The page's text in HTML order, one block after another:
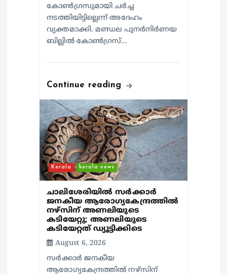
കോൺഗ്രസുമായി ചർച്ച
നടത്തിയിട്ടില്ലെന്ന് അദേഹം
വ്യക്തമാക്കി. മണ്ഡല പുനർനിർണയ
ബില്ലിൽ കോൺഗ്രസ്…
Continue reading
Kerala kerala news
ചാലിശേരിയില്‍ സര്‍ക്കാര്‍
ജനകീയ ആരോഗ്യകേന്ദ്രത്തില്‍
നഴ്സിന് അണലിയുടെ
കടിയേറ്റു; അണലിയുടെ
കടിയേറ്റത് ഡ്യൂട്ടിക്കിടെ
August 6, 2026
സര്‍ക്കാര്‍ ജനകീയ
ആരോഗ്യകേന്ദ്രത്തില്‍ നഴ്സിന്